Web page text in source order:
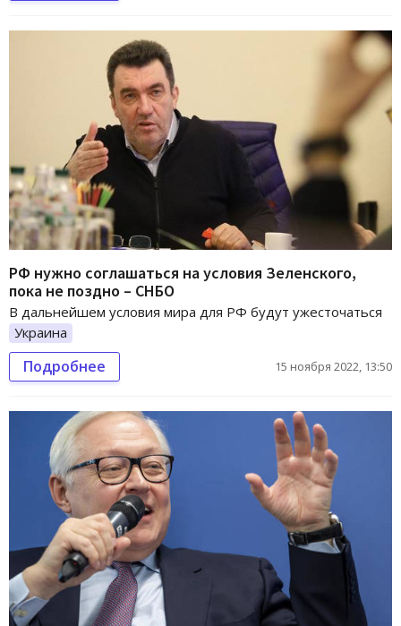
РФ нужно соглашаться на условия Зеленского,
пока не поздно – СНБО
В дальнейшем условия мира для РФ будут ужесточаться
Украина
Подробнее 15 ноября 2022, 13:50